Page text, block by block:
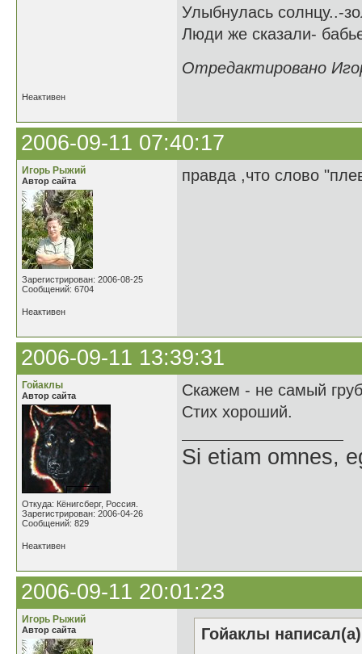
Улыбнулась солнцу..-
Люди же сказали-
Отредактировано
Неактивен
2006-09-11 07:40:17
Игорь Рыжий
Автор сайта
Зарегистрирован: 2006-08-25
Сообщений: 6704
правда ,что слово
Неактивен
2006-09-11 13:39:31
Гойаклы
Автор сайта
Откуда: Кёнигсберг, Россия.
Зарегистрирован: 2006-04-26
Сообщений: 829
Cкажем - не самый
Стих хороший.
Si etiam omnes,
Неактивен
2006-09-11 20:01:23
Игорь Рыжий
Автор сайта
Гойаклы